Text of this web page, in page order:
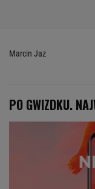
Marcin Jaz